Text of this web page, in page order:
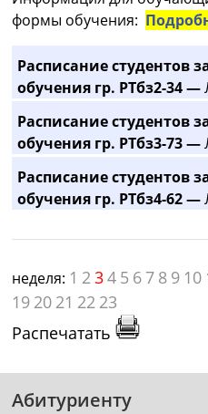
формы обучения:
Расписание студентов
обучения гр. РТбз2-34 —
Расписание студентов
обучения гр. РТбз3-73 —
Расписание студентов
обучения гр. РТбз4-62 —
неделя: 1 234 5 6 7 8 9 10
19 20 21 22 23
Распечатать
Абитуриенту